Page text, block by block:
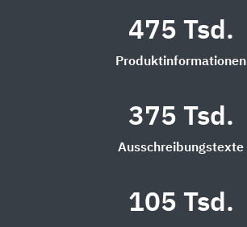
475 Tsd.
Produktinformationen
375 Tsd.
Ausschreibungstexte
105 Tsd.